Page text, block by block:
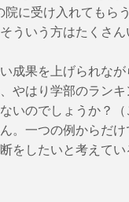
に受け入れてもら
ういう方はたくさん
成果を上げられな
やはり学部のラン
いのでしょうか？
。一つの例からだ
をしたいと考えて